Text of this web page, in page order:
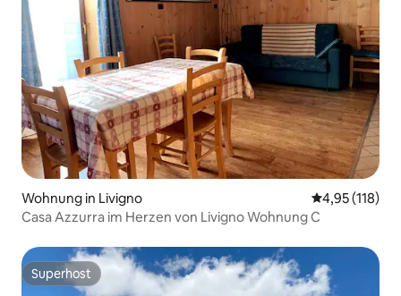
Wohnung in Livigno
4,95 (118)
Casa Azzurra im Herzen von Livigno Wohnung C
Superhost
Superhost